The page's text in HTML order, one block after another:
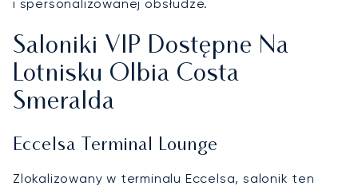
i spersonalizowanej obsłudze.
Saloniki VIP Dostępne Na
Lotnisku Olbia Costa
Smeralda
Eccelsa Terminal Lounge
Zlokalizowany w terminalu Eccelsa, salonik ten